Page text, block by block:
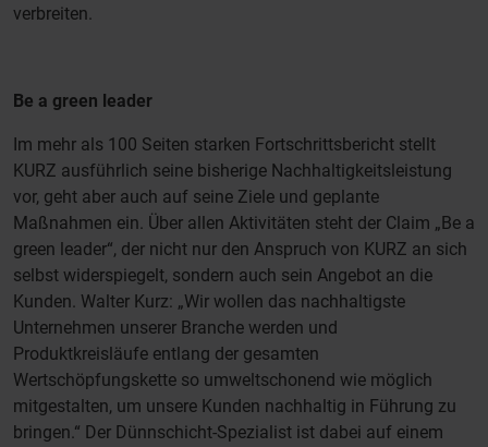
verbreiten.
Be a green leader
Im mehr als 100 Seiten starken Fortschrittsbericht stellt
KURZ ausführlich seine bisherige Nachhaltigkeitsleistung
vor, geht aber auch auf seine Ziele und geplante
Maßnahmen ein. Über allen Aktivitäten steht der Claim „Be a
green leader“, der nicht nur den Anspruch von KURZ an sich
selbst widerspiegelt, sondern auch sein Angebot an die
Kunden. Walter Kurz: „Wir wollen das nachhaltigste
Unternehmen unserer Branche werden und
Produktkreisläufe entlang der gesamten
Wertschöpfungskette so umweltschonend wie möglich
mitgestalten, um unsere Kunden nachhaltig in Führung zu
bringen.“ Der Dünnschicht-Spezialist ist dabei auf einem